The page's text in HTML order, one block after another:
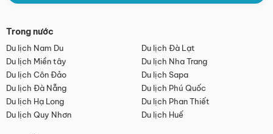
Trong nước
Du lịch Nam Du
Du lịch Đà Lạt
Du lịch Miền tây
Du lịch Nha Trang
Du lịch Côn Đảo
Du lịch Sapa
Du lịch Đà Nẵng
Du lịch Phú Quốc
Du lịch Hạ Long
Du lịch Phan Thiết
Du lịch Quy Nhơn
Du lịch Huế